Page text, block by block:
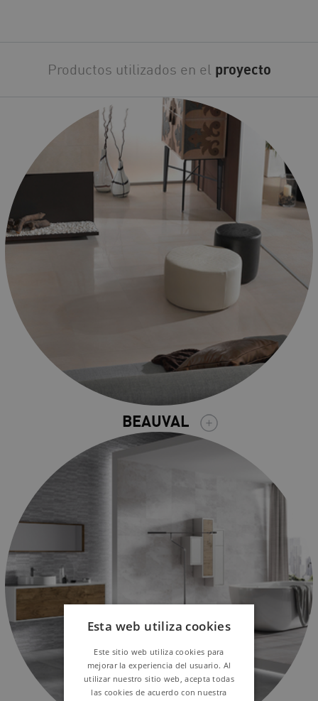
Productos utilizados en el proyecto
BEAUVAL
Esta web utiliza cookies
Este sitio web utiliza cookies para
mejorar la experiencia del usuario. Al
utilizar nuestro sitio web, acepta todas
las cookies de acuerdo con nuestra